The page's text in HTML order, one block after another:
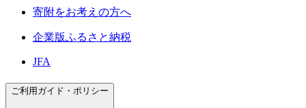
寄附をお考えの方へ
企業版ふるさと納税
JFA
ご利用ガイド・ポリシー